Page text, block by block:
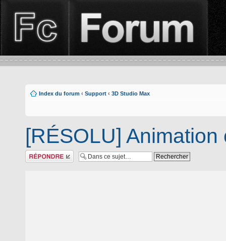
Index du forum ‹ Support ‹ 3D Studio Max
[RÉSOLU] Animation
Répondre